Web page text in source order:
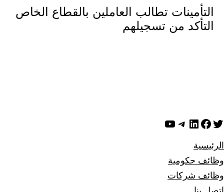
التأمينات تطالب العاملين بالقطاع الخاص
التأكد من تسجيلهم
تويترفيسبوك
لينكد إن تيليجرام
يوتيوب
الرئيسية
وظائف حكومية
وظائف شركات